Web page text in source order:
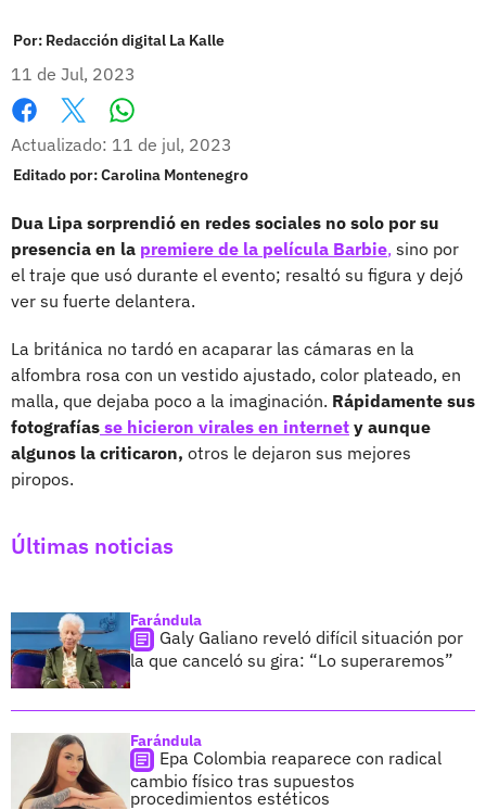
Por: Redacción digital La Kalle
11 de Jul, 2023
Facebook
X
Actualizado: 11 de jul, 2023
Editado por:Carolina Montenegro
Dua Lipa sorprendió en redes sociales no solo por su
presencia en la premiere de la película Barbie, sino por
el traje que usó durante el evento; resaltó su figura y dejó
ver su fuerte delantera.
La británica no tardó en acaparar las cámaras en la
alfombra rosa con un vestido ajustado, color plateado, en
malla, que dejaba poco a la imaginación. Rápidamente sus
fotografías se hicieron virales en internet y aunque
algunos la criticaron, otros le dejaron sus mejores
piropos.
Últimas noticias
Farándula
Galy Galiano reveló difícil situación por
la que canceló su gira: “Lo superaremos”
Farándula
Epa Colombia reaparece con radical
cambio físico tras supuestos
procedimientos estéticos